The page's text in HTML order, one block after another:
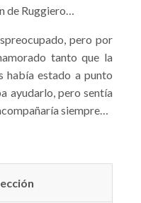
de Ruggiero…
pero por
tanto que la
había estado a punto
ayudarlo, pero sentía
siempre…